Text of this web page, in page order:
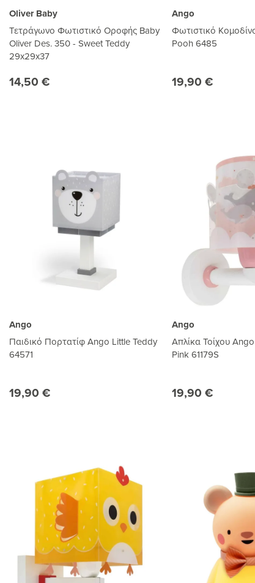
Oliver Baby
Τετράγωνο Φωτιστικό Οροφής Baby
Oliver Des. 350 - Sweet Teddy
29x29x37
14,50 €
Ango
Φωτιστικό
Pooh 6485
19,90 €
Ango
Παιδικό Πορτατίφ Ango Little Teddy
64571
19,90 €
Ango
Απλίκα Τοίχου
Pink 61179S
19,90 €